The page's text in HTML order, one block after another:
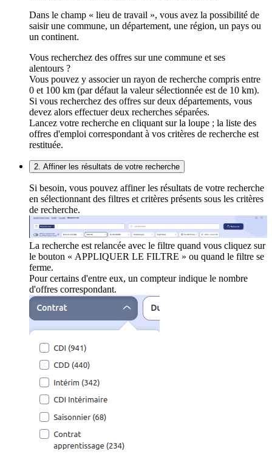
Dans le champ « lieu de travail », vous avez la possibilité de
saisir une commune, un département, une région, un pays ou
un continent.
Vous recherchez des offres sur une commune et ses
alentours ?
Vous pouvez y associer un rayon de recherche compris entre
0 et 100 km (par défaut la valeur sélectionnée est de 10 km).
Si vous recherchez des offres sur deux départements, vous
devez alors effectuer deux recherches séparées.
Lancez votre recherche en cliquant sur la loupe ; la liste des
offres d'emploi correspondant à vos critères de recherche est
restituée.
2. Affiner les résultats de votre recherche
Si besoin, vous pouvez affiner les résultats de votre recherche
en sélectionnant des filtres et critères présents sous les critères
de recherche.
La recherche est relancée avec le filtre quand vous cliquez sur
le bouton « APPLIQUER LE FILTRE » ou quand le filtre se
ferme.
Pour certains d'entre eux, un compteur indique le nombre
d'offres correspondant.